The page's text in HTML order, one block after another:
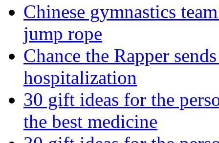
Chinese gymnastics
jump rope
Chance the Rapper
hospitalization
30 gift ideas for the
the best medicine